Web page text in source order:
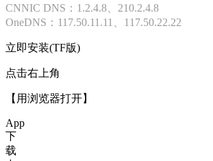
CNNIC DNS：1.2.4.8、210.2.4.8
OneDNS：117.50.11.11、117.50.22.22
立即安装(TF版)
点击右上角
【用浏览器打开】
App
下
载